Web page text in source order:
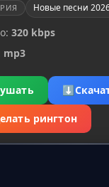
Новые песни
320 kbps
mp3
⬇
рингтон